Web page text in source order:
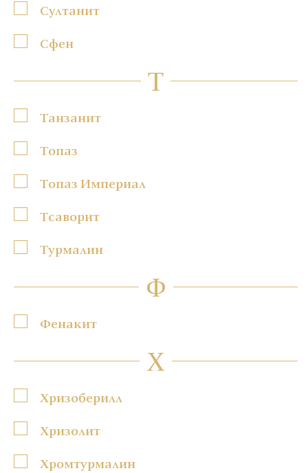
Султанит
Сфен
Т
Танзанит
Топаз
Топаз Империал
Тсаворит
Турмалин
Ф
Фенакит
Х
Хризоберилл
Хризолит
Хромтурмалин